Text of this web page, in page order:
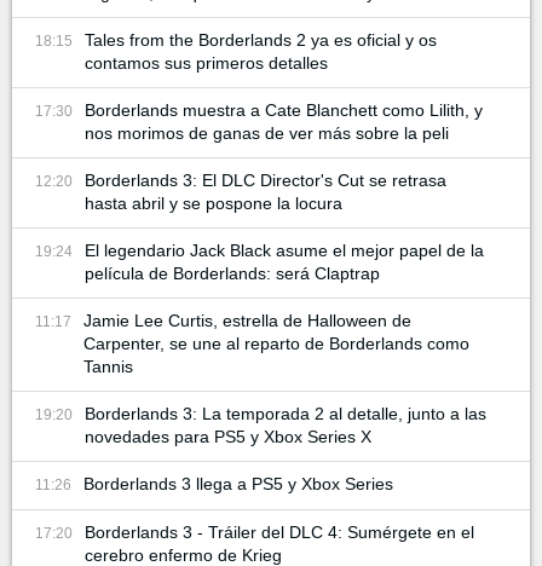
18:15
Tales from the Borderlands 2 ya es oficial y os
contamos sus primeros detalles
17:30
Borderlands muestra a Cate Blanchett como Lilith, y
nos morimos de ganas de ver más sobre la peli
12:20
Borderlands 3: El DLC Director's Cut se retrasa
hasta abril y se pospone la locura
19:24
El legendario Jack Black asume el mejor papel de la
película de Borderlands: será Claptrap
11:17
Jamie Lee Curtis, estrella de Halloween de
Carpenter, se une al reparto de Borderlands como
Tannis
19:20
Borderlands 3: La temporada 2 al detalle, junto a las
novedades para PS5 y Xbox Series X
11:26 Borderlands 3 llega a PS5 y Xbox Series
17:20
Borderlands 3 - Tráiler del DLC 4: Sumérgete en el
cerebro enfermo de Krieg